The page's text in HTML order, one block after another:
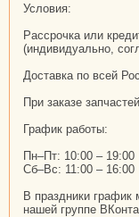
Условия:
Рассрочка или
(индивидуально,
Доставка по всей
При заказе
График работы:
Пн–Пт: 10:00 – 19:00
Сб–Вс: 11:00 – 16:00
В праздники
нашей группе